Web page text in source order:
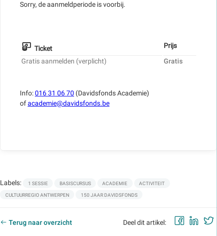
Sorry, de aanmeldperiode is voorbij.
Ticket
Prijs
Gratis aanmelden (verplicht)
Gratis
Info:016 31 06 70 (Davidsfonds Academie)
ofacademie@davidsfonds.be
Labels: 1 SESSIE BASISCURSUS ACADEMIE ACTIVITEIT
CULTUURREGIO ANTWERPEN 150 JAAR DAVIDSFONDS
Terug naar overzicht Deel dit artikel: